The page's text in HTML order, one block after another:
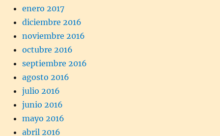
enero 2017
diciembre 2016
noviembre 2016
octubre 2016
septiembre 2016
agosto 2016
julio 2016
junio 2016
mayo 2016
abril 2016